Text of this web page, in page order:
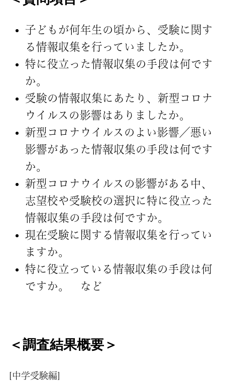
子どもが何年生の頃から、受験に関す
る情報収集を行っていましたか。
特に役立った情報収集の手段は何です
か。
受験の情報収集にあたり、新型コロナ
ウイルスの影響はありましたか。
新型コロナウイルスのよい影響／悪い
影響があった情報収集の手段は何です
か。
新型コロナウイルスの影響がある中、
志望校や受験校の選択に特に役立った
情報収集の手段は何ですか。
現在受験に関する情報収集を行ってい
ますか。
特に役立っている情報収集の手段は何
ですか。 など
＜調査結果概要＞
[中学受験編]